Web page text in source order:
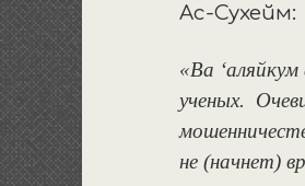
Ас-Сухейм:
«Ва
ученых.
не (начнет)